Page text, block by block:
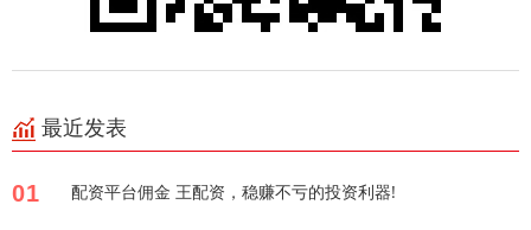
最近发表
01 配资平台佣金 王配资，稳赚不亏的投资利器!